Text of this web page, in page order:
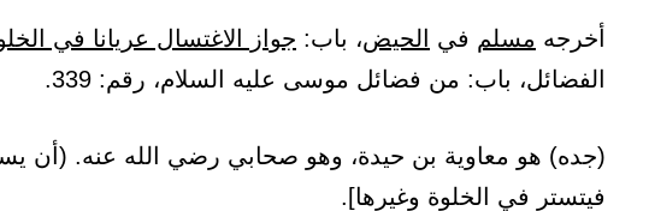
أخرجه مسلم في الحيض، باب: جواز الاغتسال عريانا في
الفضائل، باب: من فضائل موسى عليه السلام، رقم: 339.
(جده) هو معاوية بن حيدة، وهو صحابي رضي الله عنه. (أن
فيتستر في الخلوة وغيرها].